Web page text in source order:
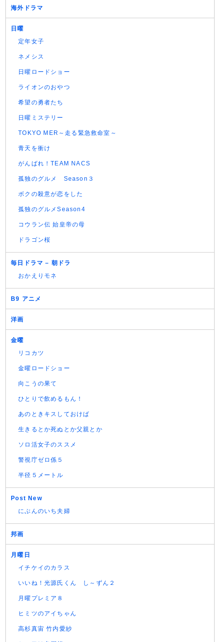
海外ドラマ
日曜
定年女子
ネメシス
日曜ロードショー
ライオンのおやつ
希望の勇者たち
日曜ミステリー
TOKYO MER～走る緊急救命室～
青天を衝け
がんばれ！TEAM NACS
孤独のグルメ Season３
ボクの殺意が恋をした
孤独のグルメSeason4
コウラン伝 始皇帝の母
ドラゴン桜
毎日ドラマ – 朝ドラ
おかえりモネ
B9 アニメ
洋画
金曜
リコカツ
金曜ロードショー
向こうの果て
ひとりで飲めるもん！
あのときキスしておけば
生きるとか死ぬとか父親とか
ソロ活女子のススメ
警視庁ゼロ係５
半径５メートル
Post New
にぶんのいち夫婦
邦画
月曜日
イチケイのカラス
いいね！光源氏くん し～ずん２
月曜プレミア８
ヒミツのアイちゃん
高杉真宙 竹内愛紗